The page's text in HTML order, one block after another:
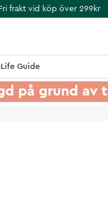
frakt vid köp över 299kr
Life Guide
på grund av